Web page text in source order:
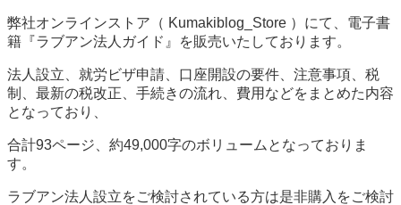
弊社オンラインストア（ Kumakiblog_Store ）にて、電子書
籍『ラブアン法人ガイド』を販売いたしております。
法人設立、就労ビザ申請、口座開設の要件、注意事項、税
制、最新の税改正、手続きの流れ、費用などをまとめた内容
となっており、
合計93ページ、約49,000字のボリュームとなっておりま
す。
ラブアン法人設立をご検討されている方は是非購入をご検討